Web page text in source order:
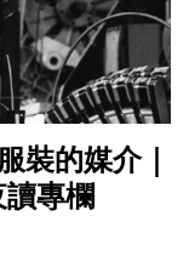
裝的媒介｜
讀專欄